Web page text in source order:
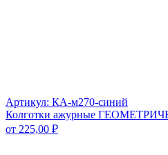
Артикул: КА-м270-синий
Колготки ажурные
от 225,00 ₽